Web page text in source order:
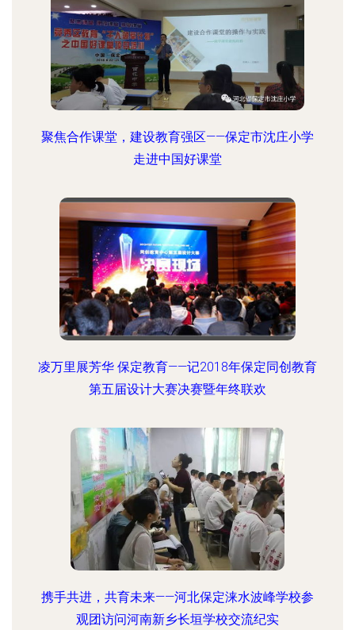
聚焦合作课堂，建设教育强区——保定市沈庄小学
走进中国好课堂
凌万里展芳华 保定教育——记2018年保定同创教育
第五届设计大赛决赛暨年终联欢
携手共进，共育未来——河北保定涞水波峰学校参
观团访问河南新乡长垣学校交流纪实